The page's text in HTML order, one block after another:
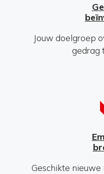
Jouw doelgroep
gedrag
Geschikte